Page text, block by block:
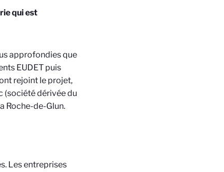
qui est
approfondies que
EUDET puis
rejoint le projet,
(société dérivée du
Roche-de-Glun.
Les entreprises